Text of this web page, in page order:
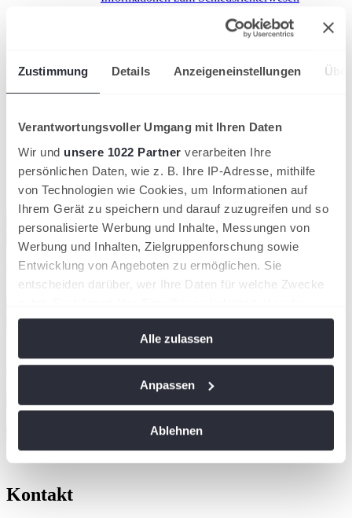
Zustimmung Details Anzeigeneinstellungen
Verantwortungsvoller Umgang mit Ihren Daten
Wir und unsere 1022 Partner verarbeiten Ihre
persönlichen Daten, wie z. B. Ihre IP-Adresse, mithilfe
von Technologien wie Cookies, um Informationen auf
Ihrem Gerät zu speichern und darauf zuzugreifen und so
personalisierte Werbung und Inhalte, Messungen von
Werbung und Inhalten, Zielgruppenforschung sowie
Entwicklung von Angeboten zu ermöglichen. Sie
entscheiden darüber, wer Ihre Daten für welche Zwecke
Cookie-Erklärung oder durch Klicken auf das Privacy
Trigger Symbol ändern oder widerrufen
Wenn Sie es erlauben, würden wir auch gerne:
Erfahren Sie mehr darüber, wie Ihre persönlichen Daten
Alle zulassen
Anpassen
Ablehnen
BTV-Förderkonzept
Einstieg ins Jüngstentennis
mypadel.de
DTB
Landesverbände
Weitere Plattformen
E-Mail-Adresse
Passwort
Passwort anzeigen
Passwort bestätigen
Registrieren
Passwort
Passwort vergessen?
Einloggen
Suche
Vorschläge
Kontakt